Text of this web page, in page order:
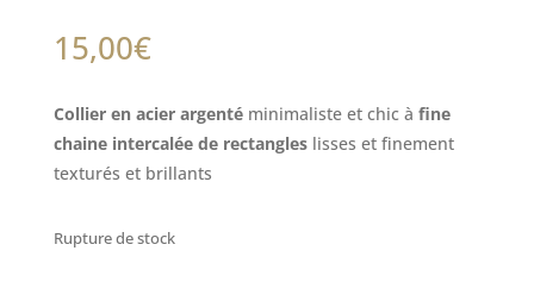
15,00€
Collier en acier argentéminimaliste et chic à fine
chaine intercalée de rectangleslisses et finement
texturés et brillants
Rupture de stock